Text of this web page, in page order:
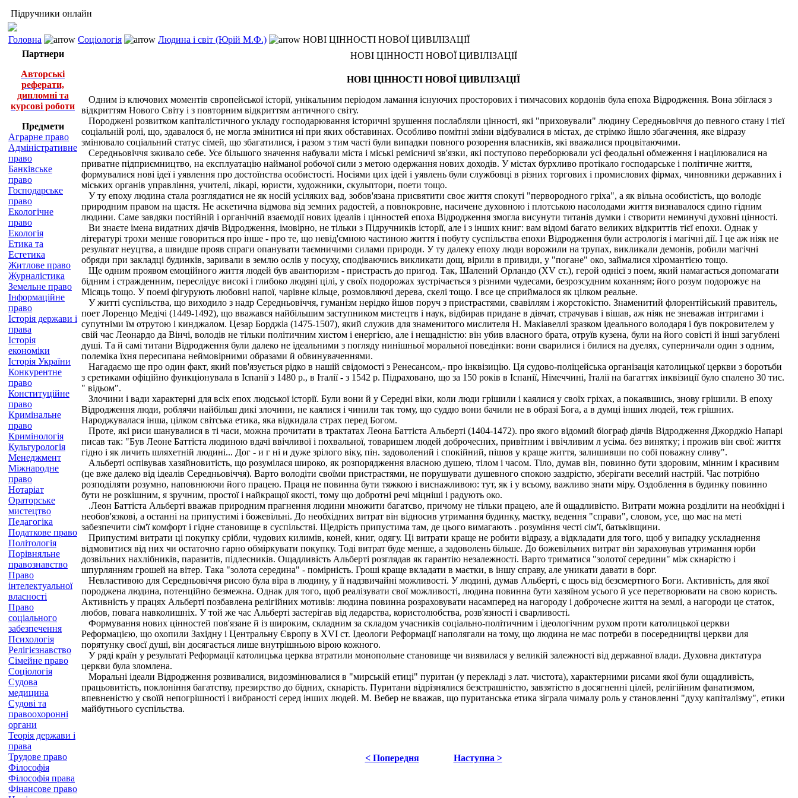
Підручники онлайн
Головна Соціологія Людина і світ (Юрій М.Ф.)
НОВІ ЦІННОСТІ НОВОЇ ЦИВІЛІЗАЦІЇ
Партнери
Авторські
реферати,
дипломні та
курсові роботи
Предмети
Аграрне право
Адміністративне
право
Банківське
право
Господарське
право
Екологічне
право
Екологія
Етика та
Естетика
Житлове право
Журналістика
Земельне право
Інформаційне
право
Історія держави і
права
Історія
економіки
Історія України
Конкурентне
право
Конституційне
право
Кримінальне
право
Кримінологія
Культурологія
Менеджмент
Міжнародне
право
Нотаріат
Ораторське
мистецтво
Педагогіка
Податкове право
Політологія
Порівняльне
правознавство
Право
інтелектуальної
власності
Право
соціального
забезпечення
Психологія
Релігієзнавство
Сімейне право
Соціологія
Судова
медицина
Судові та
правоохоронні
органи
Теорія держави і
права
Трудове право
Філософія
Філософія права
Фінансове право
НОВІ ЦІННОСТІ НОВОЇ ЦИВІЛІЗАЦІЇ
НОВІ ЦІННОСТІ НОВОЇ ЦИВІЛІЗАЦІЇ
Одним із ключових моментів європейської історії, унікальним періодом ламання існуючих просторових і тимчасових кордонів була епоха Відродження. Вона збіглася з
відкриттям Нового Світу і з повторним відкриттям античного світу.
Породжені розвитком капіталістичного укладу господарювання історичні зрушення послабляли цінності, які "приховували" людину Середньовіччя до певного стану і тієї
соціальній ролі, що, здавалося б, не могла змінитися ні при яких обставинах. Особливо помітні зміни відбувалися в містах, де стрімко йшло збагачення, яке відразу
змінювало соціальний статус сімей, що збагатилися, і разом з тим часті були випадки повного розорення власників, які вважалися процвітаючими.
Середньовіччя зживало себе. Усе більшого значення набували міста і міські ремісничі зв'язки, які поступово переборювали усі феодальні обмеження і націлювалися на
приватне підприємництво, на експлуатацію найманої робочої сили з метою одержання нових доходів. У містах бурхливо протікало господарське і політичне життя,
формувалися нові ідеї і уявлення про достоїнства особистості. Носіями цих ідей і уявлень були службовці в різних торгових і промислових фірмах, чиновники державних і
міських органів управління, учителі, лікарі, юристи, художники, скульптори, поети тощо.
У ту епоху людина стала розглядатися не як носій усіляких вад, зобов'язана присвятити своє життя спокуті "первородного гріха", а як вільна особистість, що володіє
природним правом на щастя. Не аскетична відмова від земних радостей, а повнокровне, насичене духовною і плотською насолодами життя визнавалося єдино гідним
людини. Саме завдяки постійній і органічній взаємодії нових ідеалів і цінностей епоха Відродження змогла висунути титанів думки і створити неминучі духовні цінності.
Ви знаєте імена видатних діячів Відродження, імовірно, не тільки з Підручників історії, але і з інших книг: вам відомі багато великих відкриттів тієї епохи. Однак у
літературі трохи менше говориться про інше - про те, що невід'ємною частиною життя і побуту суспільства епохи Відродження були астрологія і магічні дії. І це аж ніяк не
результат неуцтва, а швидше прояв спраги опанувати таємничими силами природи. У ту далеку епоху люди ворожили на трупах, викликали демонів, робили магічні
обряди при закладці будинків, заривали в землю ослів у посуху, сподіваючись викликати дощ, вірили в привиди, у "погане" око, займалися хіромантією тощо.
Ще одним проявом емоційного життя людей був авантюризм - пристрасть до пригод. Так, Шалений Орландо (XV ст.), герой однієї з поем, який намагається допомагати
бідним і стражденним, переслідує високі і глибоко людяні цілі, у своїх подорожах зустрічається з різними чудесами, безрозсудним коханням; його розум подорожує на
Місяць тощо. У поемі фігурують любовні напої, чарівне кільце, розмовляючі дерева, скелі тощо. І все це сприймалося як цілком реальне.
У житті суспільства, що виходило з надр Середньовіччя, гуманізм нерідко йшов поруч з пристрастями, свавіллям і жорстокістю. Знаменитий флорентійський правитель,
поет Лоренцо Медічі (1449-1492), що вважався найбільшим заступником мистецтв і наук, відбирав придане в дівчат, страчував і вішав, аж ніяк не зневажав інтригами і
супутніми їм отрутою і кинджалом. Цезар Борджіа (1475-1507), який служив для знаменитого мислителя Н. Макіавеллі зразком ідеального володаря і був покровителем у
свій час Леонардо да Вінчі, володів не тільки політичним хистом і енергією, але і нещадністю: він убив власного брата, отруїв кузена, були на його совісті й інші загублені
душі. Та й самі титани Відродження були далеко не ідеальними з погляду нинішньої моральної поведінки: вони сварилися і билися на дуелях, суперничали один з одним,
полеміка їхня пересипана неймовірними образами й обвинуваченнями.
Нагадаємо ще про один факт, який пов'язується рідко в нашій свідомості з Ренесансом,- про інквізицію. Ця судово-поліцейська організація католицької церкви з боротьби
з єретиками офіційно функціонувала в Іспанії з 1480 р., в Італії - з 1542 р. Підраховано, що за 150 років в Іспанії, Німеччині, Італії на багаттях інквізиції було спалено 30 тис.
" відьом".
Злочини і вади характерні для всіх епох людської історії. Були вони й у Середні віки, коли люди грішили і каялися у своїх гріхах, а покаявшись, знову грішили. В епоху
Відродження люди, роблячи найбільш дикі злочини, не каялися і чинили так тому, що суддю вони бачили не в образі Бога, а в думці інших людей, теж грішних.
Народжувалася інша, цілком світська етика, яка відкидала страх перед Богом.
Проте, які риси шанувалися в ті часи, можна прочитати в трактатах Леона Баттіста Альберті (1404-1472). про якого відомий біограф діячів Відродження Джорджіо Напарі
писав так: "Був Леоне Баттіста людиною вдачі ввічливої і похвальної, товаришем людей доброчесних, привітним і ввічливим л усіма. без винятку; і прожив він свої: життя
гідно і як личить шляхетній людині... Дог - и г ні и дуже зрілого віку, пін. задоволений і спокійний, пішов у краще життя, залишивши по собі поважну сливу".
Альберті оспівував хазяйновитість, що розумілася широко, як розпорядження власною душею, тілом і часом. Тіло, думав він, повинно бути здоровим, мінним і красивим
(це вже далеко від ідеалів Середньовіччя). Варто володіти своїми пристрастями, не порушувати душевного спокою заздрістю, зберігати веселий настрій. Час потрібно
розподіляти розумно, наповнюючи його працею. Праця не повинна бути тяжкою і виснажливою: тут, як і у всьому, важливо знати міру. Оздоблення в будинку повинно
бути не розкішним, я зручним, простої і найкращої якості, тому що добротні речі міцніші і радують око.
.Леон Баттіста Альберті вважав природним прагнення людини множити багатсво, причому не тільки працею, але й ощадливістю. Витрати можна розділити на необхідні і
необов'язкові, а останні на припустимі і божевільні. До необхідних витрат він відносив утримання будинку, маєтку, ведення "справи", словом, усе, що мас на меті
забезпечити сім'ї комфорт і гідне становище в суспільстві. Щедрість припустима там, де цього вимагають . розуміння честі сім'ї, батьківщини.
Припустимі витрати ці покупку срібли, чудових килимів, коней, книг, одягу. Ці витрати краще не робити відразу, а відкладати для того, щоб у випадку ускладнення
відмовитися від них чи остаточно гарно обміркувати покупку. Тоді витрат буде менше, а задоволень більше. До божевільних витрат він зараховував утримання юрби
дозвільних нахлібників, паразитів, підлесників. Ощадливість Альберті розглядав як гарантію незалежності. Варто триматися "золотої середини" між скнарістю і
шпурлянням грошей на вітер. Така "золота середина" - помірність. Гроші краще вкладати в маєтки, в іншу справу, але уникати давати в борг.
Невластивою для Середньовіччя рисою була віра в людину, у її надзвичайні можливості. У людині, думав Альберті, є щось від безсмертного Боги. Активність, для якої
породжена людина, потенційно безмежна. Однак для того, щоб реалізувати свої можливості, людина повинна бути хазяїном усього й усе перетворювати на свою користь.
Активність у працях Альберті позбавлена релігійних мотивів: людина повинна розраховувати насамперед на нагороду і доброчесне життя на землі, а нагороди це статок,
любов, повага навколишніх. У той же час Альберті застерігав від ледарства, користолюбства, розв'язності і сварливості.
Формування нових цінностей пов'язане й із широким, складним за складом учасників соціально-політичним і ідеологічним рухом проти католицької церкви
Реформацією, що охопили Західну і Центральну Європу в XVІ ст. Ідеологи Реформації наполягали на тому, що людина не мас потреби в посередництві церкви для
порятунку своєї душі, він досягається лише внутрішньою вірою кожного.
У ряді країн у результаті Реформації католицька церква втратили монопольне становище чи виявилася у великій залежності від державної влади. Духовна диктатура
церкви була зломлена.
Моральні ідеали Відродження розвивалися, видозмінювалися в "мирській етиці" пуритан (у перекладі з лат. чистота), характерними рисами якої були ощадливість,
працьовитість, поклоніння багатству, презирство до бідних, скнарість. Пуритани відрізнялися безстрашністю, завзятістю в досягненні цілей, релігійним фанатизмом,
впевненістю у своїй непогрішності і вибраності серед інших людей. М. Вебер не вважав, що пуританська етика зіграла чималу роль у становленні "духу капіталізму", етики
майбутнього суспільства.
< Попередня Наступна >